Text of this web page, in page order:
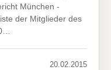
München -
der Mitglieder des
20.02.2015